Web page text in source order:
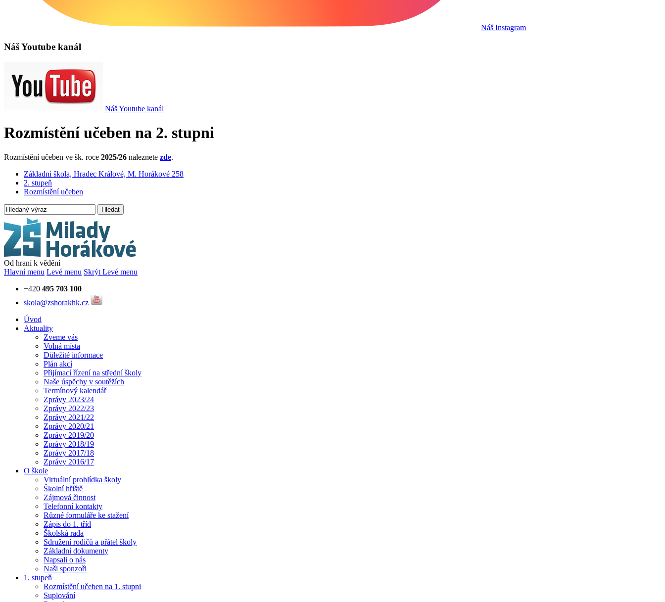
Náš Instagram
Náš Youtube kanál
Náš Youtube kanál
Rozmístění učeben na 2. stupni
Rozmístění učeben ve šk. roce 2025/26 naleznete zde.
Základní škola, Hradec Králové, M. Horákové 258
2. stupeň
Rozmístění učeben
Hledat
Od hraní k vědění
Hlavní menu Levé menu Skrýt Levé menu
+420 495 703 100
skola@zshorakhk.cz
Úvod
Aktuality
Zveme vás
Volná místa
Důležité informace
Plán akcí
Přijímací řízení na střední školy
Naše úspěchy v soutěžích
Termínový kalendář
Zprávy 2023/24
Zprávy 2022/23
Zprávy 2021/22
Zprávy 2020/21
Zprávy 2019/20
Zprávy 2018/19
Zprávy 2017/18
Zprávy 2016/17
O škole
Virtuální prohlídka školy
Školní hřiště
Zájmová činnost
Telefonní kontakty
Různé formuláře ke stažení
Zápis do 1. tříd
Školská rada
Sdružení rodičů a přátel školy
Základní dokumenty
Napsali o nás
Naši sponzoři
1. stupeň
Rozmístění učeben na 1. stupni
Suplování